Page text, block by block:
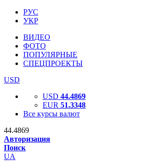
РУС
УКР
ВИДЕО
ФОТО
ПОПУЛЯРНЫЕ
СПЕЦПРОЕКТЫ
USD
USD 44.4869
EUR 51.3348
Все курсы валют
44.4869
Авторизация
Поиск
UA